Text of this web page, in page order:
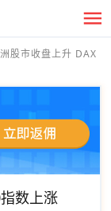
股市收盘上升 DAX
数上涨